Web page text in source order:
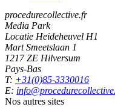
procedurecollective.fr
Media Park
Locatie Heideheuvel H1
Mart Smeetslaan 1
1217 ZE Hilversum
Pays-Bas
T: +31(0)85-3330016
E:
Nos autres sites